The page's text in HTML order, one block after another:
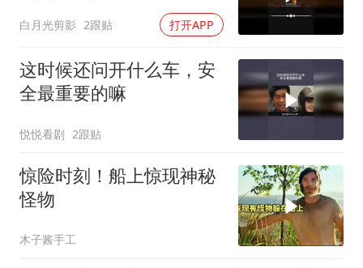
白月光剪影 2跟贴 打开APP
这时候还问开什么车，安
全最重要的嘛
悦悦看剧 2跟贴
惊险时刻！船上惊现神秘
怪物
木子酱手工